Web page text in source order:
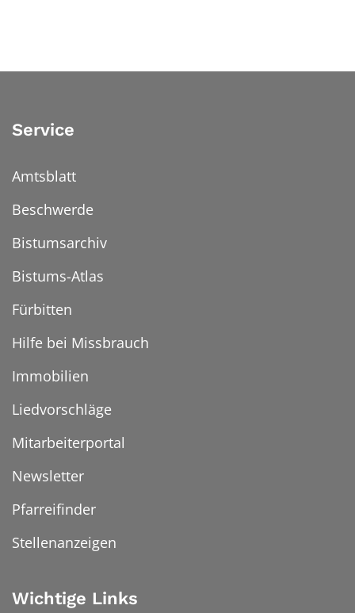
Service
Amtsblatt
Beschwerde
Bistumsarchiv
Bistums-Atlas
Fürbitten
Hilfe bei Missbrauch
Immobilien
Liedvorschläge
Mitarbeiterportal
Newsletter
Pfarreifinder
Stellenanzeigen
Wichtige Links